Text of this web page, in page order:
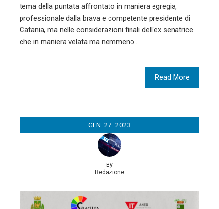
tema della puntata affrontato in maniera egregia,
professionale dalla brava e competente presidente di
Catania, ma nelle considerazioni finali dell'ex senatrice
che in maniera velata ma nemmeno…
Read More
GEN 27 2023
By
Redazione